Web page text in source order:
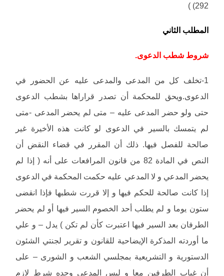
292) )
المطلب الثاني
شروط شطب الدعوى.
1-تخلف كل من المدعى والمدعى عليه عن الحضور في
الدعوى.ويحق للمحكمة أن تصدر قراراها بشطب الدعوى
حتى ولو حضر المدعى عليه – متى لم يحضر المدعى -متى
لم يتمسك بالسير في الدعوى لو كانت هذه الأخيرة غير
صالحة للفصل فيها. ذلك أن المقرر في قضاء النقض أن
النص في المادة 82 من قانون المرافعات على أنه ( إذا لم
يحضر المدعي و لا المدعي عليه حكمت المحكمة في الدعوى
إذا كانت صالحة للحكم فيها و إلا قررت شطبها فإذا انقضى
ستون يوما و لم يطلب أحد الخصوم السير فيها أو لم يحضر
الطرفان بعد السير فيها اعتبرت كأن لم تكن ) يدل – و علي
ما أوردته المذكرة الإيضاحية للقانون و تقرير لجنتي الشئون
الدستورية و التشريعية بمجلسي الشعب و الشورى – على
أن غياب الطرفين معا و ليس المدعي وحده شرط لازم